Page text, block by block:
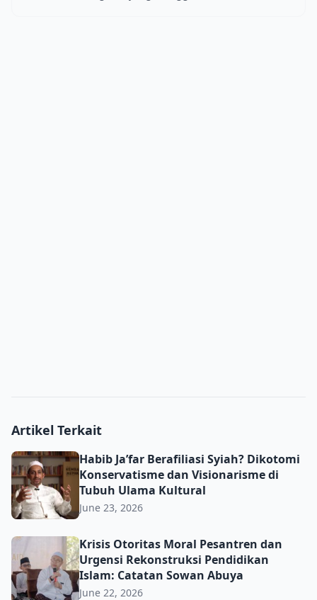
Artikel Terkait
Habib Ja’far Berafiliasi Syiah? Dikotomi Konservatisme
Habib Ja’far Berafiliasi Syiah? Dikotomi
Konservatisme dan Visionarisme di
Tubuh Ulama Kultural
June 23, 2026
Krisis Otoritas Moral Pesantren dan Urgensi
Krisis Otoritas Moral Pesantren dan
Urgensi Rekonstruksi Pendidikan
Islam: Catatan Sowan Abuya
June 22, 2026